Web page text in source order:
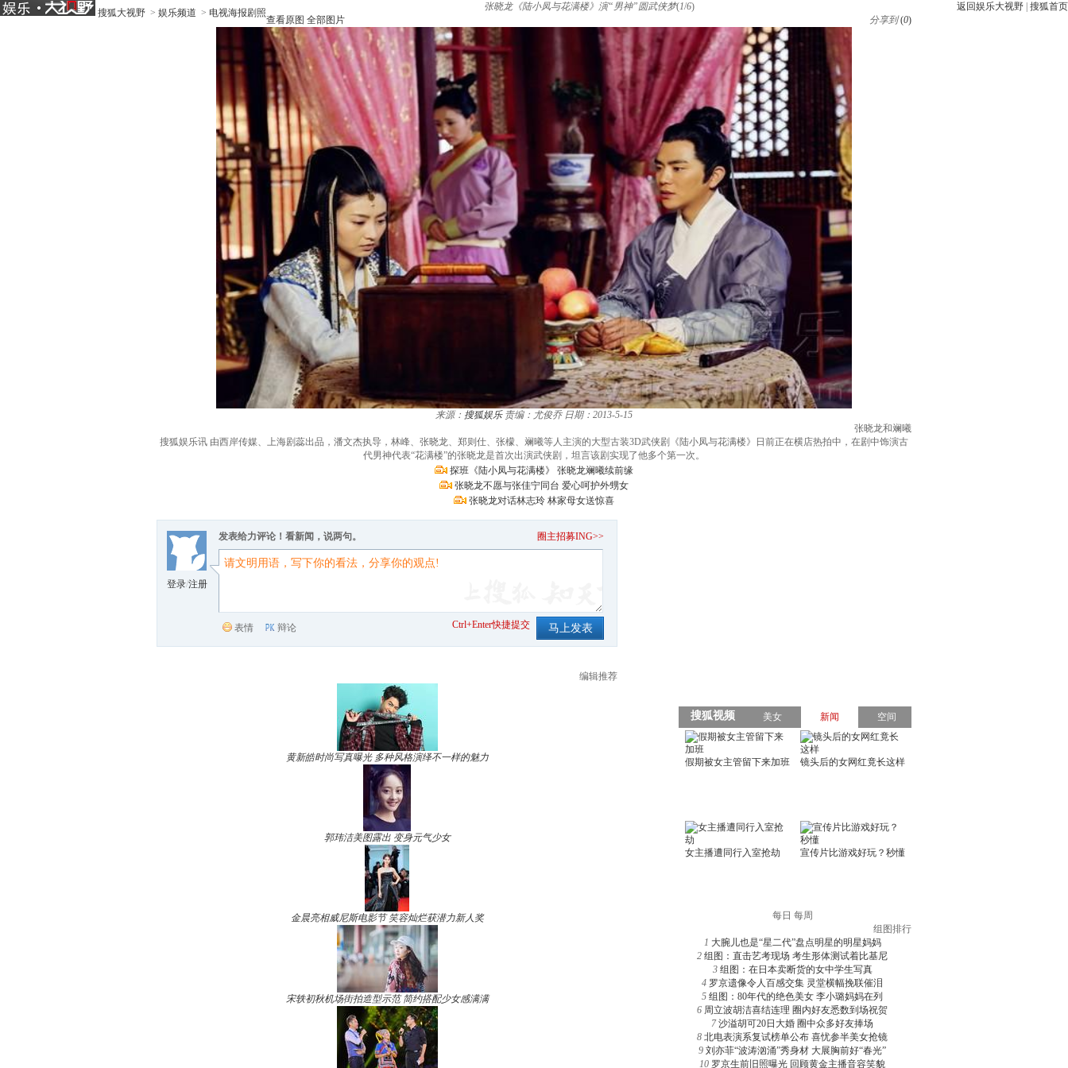
搜狐大视野 > 娱乐频道 > 电视海报剧照
返回娱乐大视野 搜狐首页
张晓龙《陆小凤与花满楼》演“男神”圆武侠梦(1/6)
查看原图 全部图片 分享到 (0)
来源： 搜狐娱乐 责编：尤俊乔 日期：2013-5-15
张晓龙和斓曦
搜狐娱乐讯 由西岸传媒、上海剧蕊出品，潘文杰执导，林峰、张晓龙、郑则仕、张檬、斓曦等人主演的大型古装3D武侠剧《陆小凤与花满楼》日前正在横店热拍中，在剧中饰演古
代男神代表“花满楼”的张晓龙是首次出演武侠剧，坦言该剧实现了他多个第一次。
探班《陆小凤与花满楼》 张晓龙斓曦续前缘
张晓龙不愿与张佳宁同台 爱心呵护外甥女
张晓龙对话林志玲 林家母女送惊喜
登录/注册
发表给力评论！看新闻，说两句。 圈主招募ING>>
表情 辩论 Ctrl+Enter快捷提交
编辑推荐
黄新皓时尚写真曝光 多种风格演绎不一样的魅力
郭玮洁美图露出 变身元气少女
金晨亮相威尼斯电影节 笑容灿烂获潜力新人奖
宋轶初秋机场街拍造型示范 简约搭配少女感满满
每日 每周
组图排行
1 大腕儿也是“星二代”盘点明星的明星妈妈
2 组图：直击艺考现场 考生形体测试着比基尼
3 组图：在日本卖断货的女中学生写真
4 罗京遗像令人百感交集 灵堂横幅挽联催泪
5 组图：80年代的绝色美女 李小璐妈妈在列
6 周立波胡洁喜结连理 圈内好友悉数到场祝贺
7 沙溢胡可20日大婚 圈中众多好友捧场
8 北电表演系复试榜单公布 喜忧参半美女抢镜
9 刘亦菲“波涛汹涌”秀身材 大展胸前好“春光”
10 罗京生前旧照曝光 回顾黄金主播音容笑貌